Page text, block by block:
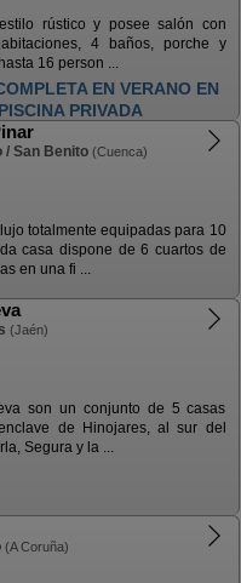
rústico y posee salón con
4 baños, porche y
16 person ...
EN VERANO EN
PRIVADA
/ San Benito (Cuenca)
totalmente equipadas para 10
casa dispone de 6 cuartos de
en una fi ...
(Jaén)
son un conjunto de 5 casas
de Hinojares, al sur del
Segura y la ...
(A Coruña)